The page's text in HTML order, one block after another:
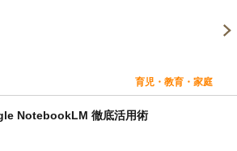
育児・教育・家庭
NotebookLM 徹底活用術